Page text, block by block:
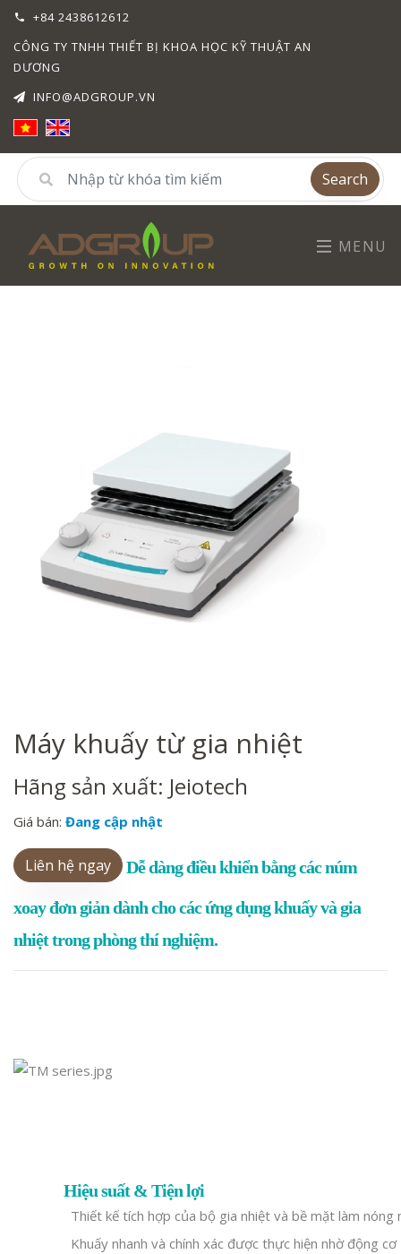
+84 2438612612
CÔNG TY TNHH THIẾT BỊ KHOA HỌC KỸ THUẬT AN
DƯƠNG
INFO@ADGROUP.VN
Search
MENU
Máy khuấy từ gia nhiệt
Hãng sản xuất: Jeiotech
Giá bán: Đang cập nhật
Liên hệ ngay Dễ dàng điều khiển bằng các núm
xoay đơn giản dành cho các ứng dụng khuấy và gia
nhiệt trong phòng thí nghiệm.
Hiệu suất & Tiện lợi
Thiết kế tích hợp của bộ gia nhiệt và bề mặt làm
Khuấy nhanh và chính xác được thực hiện nhờ động